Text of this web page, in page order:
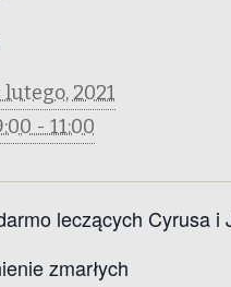
lutego, 2021
- 11:00
leczących Cyrusa i
zmarłych